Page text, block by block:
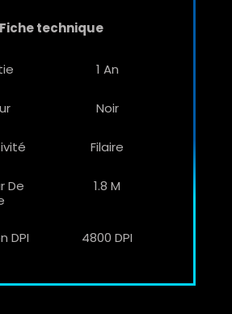
Fiche technique
1 An
Noir
Filaire
De
1.8 M
DPI 4800 DPI